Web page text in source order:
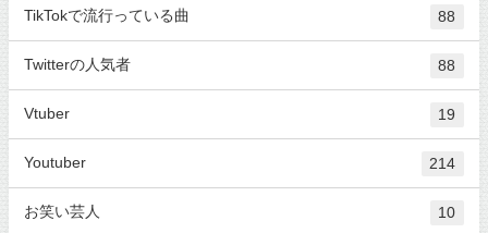
TikTokで流行っている曲 88
Twitterの人気者 88
Vtuber 19
Youtuber 214
お笑い芸人 10